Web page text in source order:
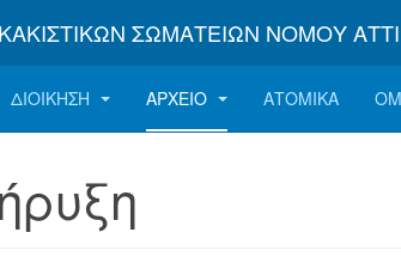
ΣΩΜΑΤΕΊΩΝ ΝΟΜΟΎ
ΔΙΟΊΚΗΣΗ ΑΡΧΕΊΟ ΑΤΟΜΙΚΑ